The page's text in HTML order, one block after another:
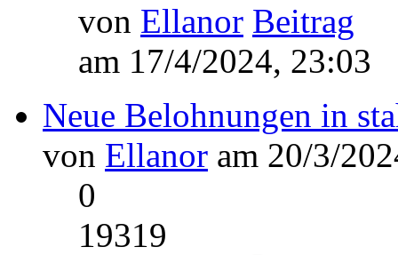
von Ellanor
am 17/4/2024, 23:03
Neue Belohnungen in
von Ellanor am 20/3/
0
19319